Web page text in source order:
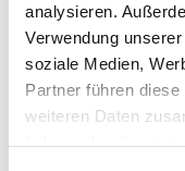
analysieren.
Verwendung
soziale Medien,
Partner führen
weiteren Daten
https://
reien
Bewerbung von